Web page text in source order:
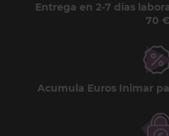
Entrega en 2-7 días
70 €
Acumula Euros Inimar